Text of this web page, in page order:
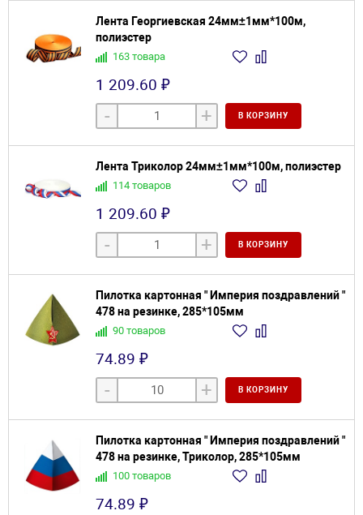
Лента Георгиевская 24мм±1мм*100м,
полиэстер
163 товара
1 209.60 ₽
- + В КОРЗИНУ
Лента Триколор 24мм±1мм*100м, полиэстер
114 товаров
1 209.60 ₽
- + В КОРЗИНУ
Пилотка картонная " Империя поздравлений "
478 на резинке, 285*105мм
90 товаров
74.89 ₽
- + В КОРЗИНУ
Пилотка картонная " Империя поздравлений "
478 на резинке, Триколор, 285*105мм
100 товаров
74.89 ₽